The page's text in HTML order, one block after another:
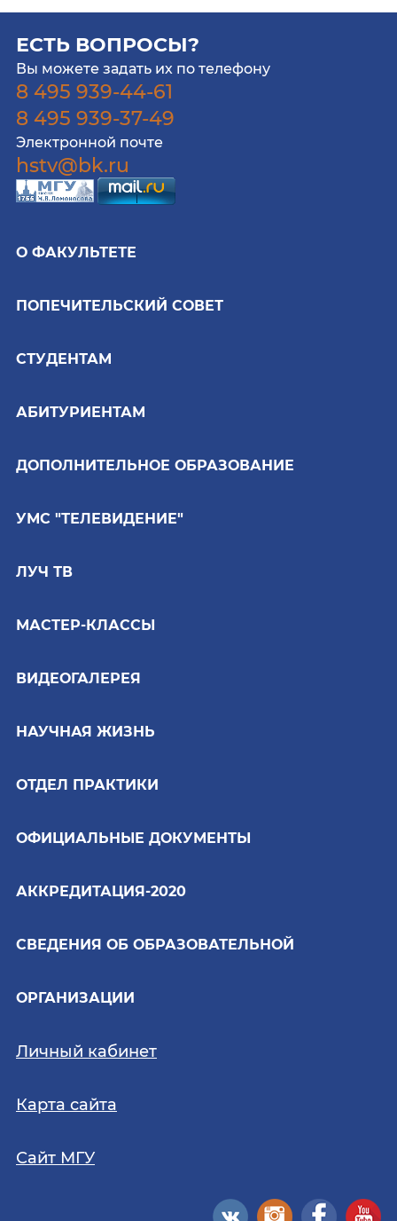
ЕСТЬ ВОПРОСЫ?
Вы можете задать их по телефону
8 495 939-44-61
8 495 939-37-49
Электронной почте
hstv@bk.ru
О ФАКУЛЬТЕТЕ
ПОПЕЧИТЕЛЬСКИЙ СОВЕТ
СТУДЕНТАМ
АБИТУРИЕНТАМ
ДОПОЛНИТЕЛЬНОЕ ОБРАЗОВАНИЕ
УМС "ТЕЛЕВИДЕНИЕ"
ЛУЧ ТВ
МАСТЕР-КЛАССЫ
ВИДЕОГАЛЕРЕЯ
НАУЧНАЯ ЖИЗНЬ
ОТДЕЛ ПРАКТИКИ
ОФИЦИАЛЬНЫЕ ДОКУМЕНТЫ
АККРЕДИТАЦИЯ-2020
СВЕДЕНИЯ ОБ ОБРАЗОВАТЕЛЬНОЙ
ОРГАНИЗАЦИИ
Личный кабинет
Карта сайта
Сайт МГУ